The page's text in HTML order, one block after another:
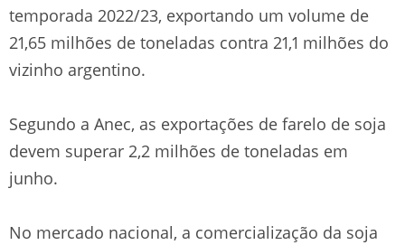
temporada 2022/23, exportando um volume de
21,65 milhões de toneladas contra 21,1 milhões do
vizinho argentino.
Segundo a Anec, as exportações de farelo de soja
devem superar 2,2 milhões de toneladas em
junho.
No mercado nacional, a comercialização da soja